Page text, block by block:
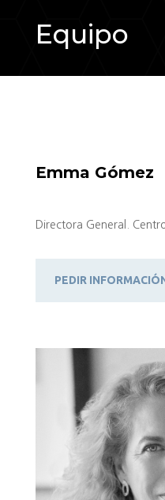
Equipo
Emma Gómez
Directora General.
PEDIR